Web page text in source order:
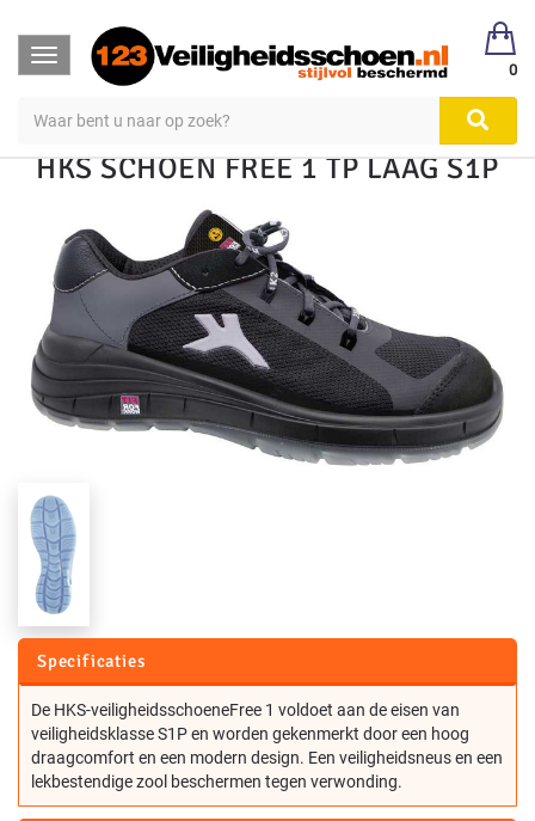
Toggle
navigation
0
123Veiligheidsschoen
Veiligheidsschoenen
Laag S1, S2, S3
HKS SCHOEN FREE 1 TP LAAG S1P
Specificaties
De HKS-veiligheidsschoeneFree 1 voldoet aan de eisen van
veiligheidsklasse S1P en worden gekenmerkt door een hoog
draagcomfort en een modern design. Een veiligheidsneus en een
lekbestendige zool beschermen tegen verwonding.